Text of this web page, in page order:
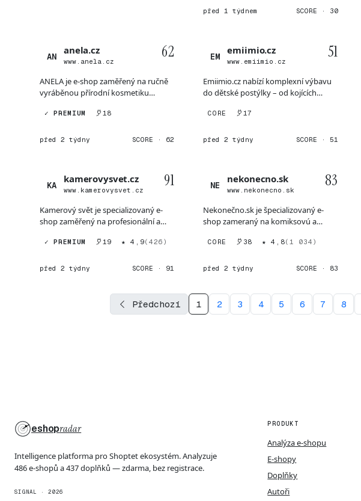
před 1 týdnem SCORE · 30
AN
anela.cz
www.anela.cz
62
ANELA je e-shop zaměřený na ručně
vyráběnou přírodní kosmetiku
✓ PREMIUM 18
před 2 týdny SCORE · 62
EM
emiimio.cz
www.emiimio.cz
51
Emiimio.cz nabízí komplexní výbavu
do dětské postýlky – od kojících
CORE 17
před 2 týdny SCORE · 51
KA
kamerovysvet.cz
www.kamerovysvet.cz
91
Kamerový svět je specializovaný e-
shop zaměřený na profesionální a
✓ PREMIUM 19 ★ 4,9(426)
před 2 týdny SCORE · 91
NE
nekonecno.sk
www.nekonecno.sk
83
Nekonečno.sk je špecializovaný e-
shop zameraný na komiksovú a
CORE 38 ★ 4,8(1 034)
před 2 týdny SCORE · 83
Předchozí 1 2 3 4 5 6 7 8
eshopradar
Intelligence platforma pro Shoptet ekosystém. Analyzuje
486 e-shopů a 437 doplňků — zdarma, bez registrace.
SIGNAL · 2026
PRODUKT
Analýza e-shopu
E-shopy
Doplňky
Autoři